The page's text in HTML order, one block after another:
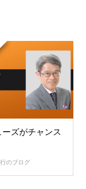
ズがチャンス
のブログ